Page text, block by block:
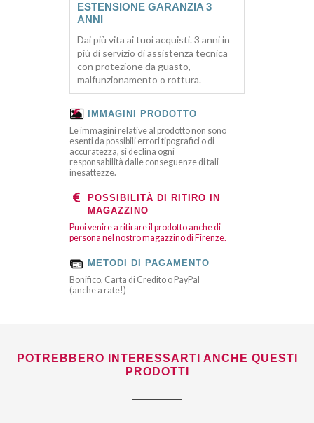
ESTENSIONE GARANZIA 3
ANNI
Dai più vita ai tuoi acquisti. 3 anni in
più di servizio di assistenza tecnica
con protezione da guasto,
malfunzionamento o rottura.
IMMAGINI PRODOTTO
Le immagini relative al prodotto non sono
esenti da possibili errori tipografici o di
accuratezza, si declina ogni
responsabilità dalle conseguenze di tali
inesattezze.
POSSIBILITÀ DI RITIRO IN
MAGAZZINO
Puoi venire a ritirare il prodotto anche di
persona nel nostro magazzino di Firenze.
METODI DI PAGAMENTO
Bonifico, Carta di Credito o PayPal
(anche a rate!)
POTREBBERO INTERESSARTI ANCHE QUESTI
PRODOTTI